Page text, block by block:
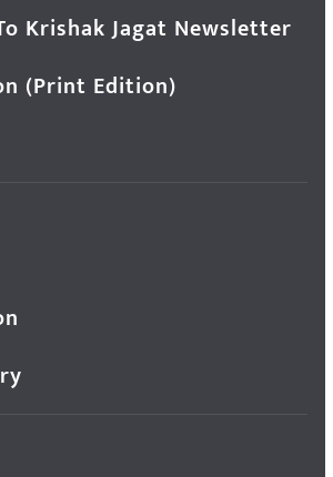
Krishak Jagat Newsletter
(Print Edition)